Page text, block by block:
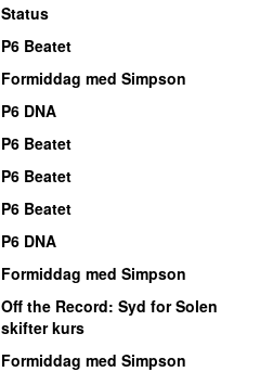
Status
P6 Beatet
Formiddag med Simpson
P6 DNA
P6 Beatet
P6 Beatet
P6 Beatet
P6 DNA
Formiddag med Simpson
Off the Record: Syd for Solen
skifter kurs
Formiddag med Simpson